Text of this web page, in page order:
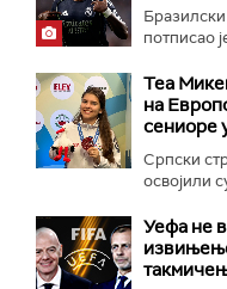
потписао
Теа
на
сениоре
Српски
освојили
Уефа не